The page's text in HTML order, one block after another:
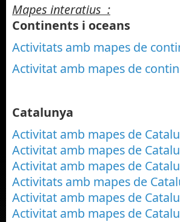
Mapes interatius :
Continents i oceans
Activitats amb mapes de
Activitat amb mapes de
Catalunya
Activitat amb mapes de
Activitat amb mapes de
Activitat amb mapes de
Activitats amb mapes de
Activitat amb mapes de
Activitat amb mapes de